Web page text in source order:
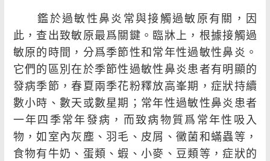
鑑於過敏性鼻炎常與接觸過敏原有關，因
此，查出致敏原最爲關鍵。臨牀上，根據接觸過
敏原的時間，分爲季節性和常年性過敏性鼻炎。
它們的區別在於季節性過敏性鼻炎患者有明顯的
發病季節，春夏兩季花粉釋放高峯期，症狀持續
數小時、數天或數星期；常年性過敏性鼻炎患者
一年四季常年發病，而致病物質爲常年性吸入
物，如室內灰塵、羽毛、皮屑、黴菌和蟎蟲等，
食物有牛奶、蛋類、蝦、小麥、豆類等，症狀的